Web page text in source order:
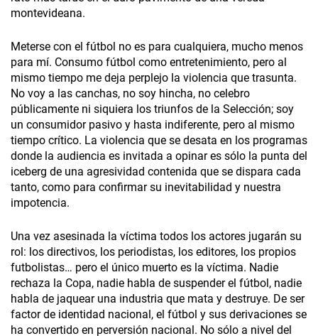
montevideana.
Meterse con el fútbol no es para cualquiera, mucho menos
para mí. Consumo fútbol como entretenimiento, pero al
mismo tiempo me deja perplejo la violencia que trasunta.
No voy a las canchas, no soy hincha, no celebro
públicamente ni siquiera los triunfos de la Selección; soy
un consumidor pasivo y hasta indiferente, pero al mismo
tiempo crítico. La violencia que se desata en los programas
donde la audiencia es invitada a opinar es sólo la punta del
iceberg de una agresividad contenida que se dispara cada
tanto, como para confirmar su inevitabilidad y nuestra
impotencia.
Una vez asesinada la víctima todos los actores jugarán su
rol: los directivos, los periodistas, los editores, los propios
futbolistas… pero el único muerto es la víctima. Nadie
rechaza la Copa, nadie habla de suspender el fútbol, nadie
habla de jaquear una industria que mata y destruye. De ser
factor de identidad nacional, el fútbol y sus derivaciones se
ha convertido en perversión nacional. No sólo a nivel del